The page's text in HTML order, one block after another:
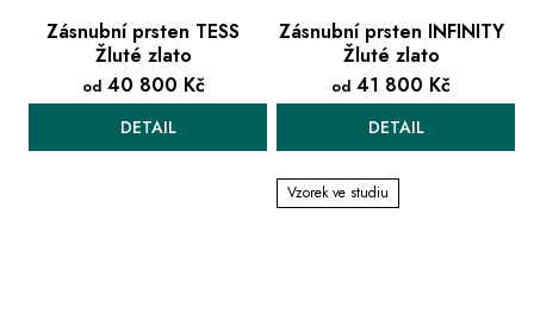
Zásnubní prsten TESS
Žluté zlato
od40 800 Kč
DETAIL
Zásnubní prsten INFINITY
Žluté zlato
od 41 800 Kč
DETAIL
Vzorek ve studiu